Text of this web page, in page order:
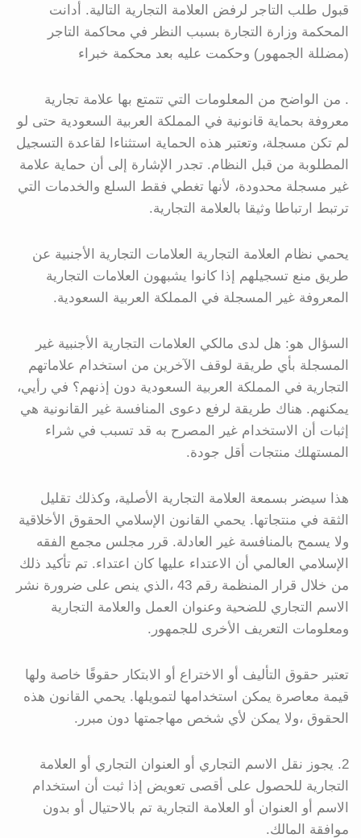
قبول طلب التاجر لرفض العلامة التجارية التالية. أدانت
المحكمة وزارة التجارة بسبب النظر في محاكمة التاجر
(مضللة الجمهور) وحكمت عليه بعد محكمة خبراء
. من الواضح من المعلومات التي تتمتع بها علامة تجارية
معروفة بحماية قانونية في المملكة العربية السعودية حتى لو
لم تكن مسجلة، وتعتبر هذه الحماية استثناءا لقاعدة التسجيل
المطلوبة من قبل النظام. تجدر الإشارة إلى أن حماية علامة
غير مسجلة محدودة، لأنها تغطي فقط السلع والخدمات التي
ترتبط ارتباطا وثيقا بالعلامة التجارية.
يحمي نظام العلامة التجارية العلامات التجارية الأجنبية عن
طريق منع تسجيلهم إذا كانوا يشبهون العلامات التجارية
المعروفة غير المسجلة في المملكة العربية السعودية.
السؤال هو: هل لدى مالكي العلامات التجارية الأجنبية غير
المسجلة بأي طريقة لوقف الآخرين من استخدام علاماتهم
التجارية في المملكة العربية السعودية دون إذنهم؟ في رأيي،
يمكنهم. هناك طريقة لرفع دعوى المنافسة غير القانونية هي
إثبات أن الاستخدام غير المصرح به قد تسبب في شراء
المستهلك منتجات أقل جودة.
هذا سيضر بسمعة العلامة التجارية الأصلية، وكذلك تقليل
الثقة في منتجاتها. يحمي القانون الإسلامي الحقوق الأخلاقية
ولا يسمح بالمنافسة غير العادلة. قرر مجلس مجمع الفقه
الإسلامي العالمي أن الاعتداء عليها كان اعتداء. تم تأكيد ذلك
من خلال قرار المنظمة رقم 43 ،الذي ينص على ضرورة نشر
الاسم التجاري للضحية وعنوان العمل والعلامة التجارية
ومعلومات التعريف الأخرى للجمهور.
تعتبر حقوق التأليف أو الاختراع أو الابتكار حقوقًا خاصة ولها
قيمة معاصرة يمكن استخدامها لتمويلها. يحمي القانون هذه
الحقوق ،ولا يمكن لأي شخص مهاجمتها دون مبرر.
2. يجوز نقل الاسم التجاري أو العنوان التجاري أو العلامة
التجارية للحصول على أقصى تعويض إذا ثبت أن استخدام
الاسم أو العنوان أو العلامة التجارية تم بالاحتيال أو بدون
موافقة المالك.